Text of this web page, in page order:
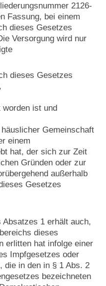
2126-
Fassung, bei einem
dieses Gesetzes
Versorgung wird nur
dieses Gesetzes
ist und
Gemeinschaft
einem
hat, der sich zur Zeit
Gründen oder zur
außerhalb
Gesetzes
Absatzes 1 erhält auch,
dieses
erlitten hat infolge einer
Impfgesetzes oder
die in den in § 1 Abs. 2
bezeichneten